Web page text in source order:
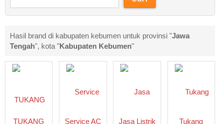
Hasil brand di kabupaten kebumen untuk provinsi "Jawa
Tengah", kota "Kabupaten Kebumen"
TUKANG
Service AC
Jasa Listrik
Tukang